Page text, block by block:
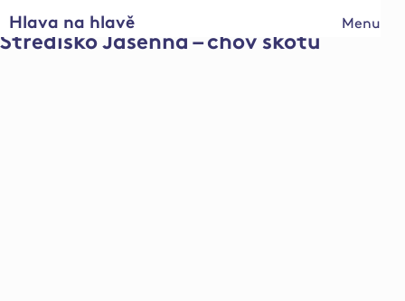
Menu
Hlava na hlavě
Středisko Jasenná – chov skotu